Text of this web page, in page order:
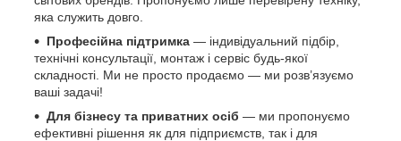
яка служить довго.
Професійна підтримка — індивідуальний підбір,
технічні консультації, монтаж і сервіс будь-якої
складності. Ми не просто продаємо — ми розв’язуємо
ваші задачі!
Для бізнесу та приватних осіб — ми пропонуємо
ефективні рішення як для підприємств, так і для